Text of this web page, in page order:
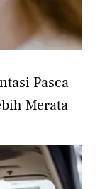
Pasca
Merata